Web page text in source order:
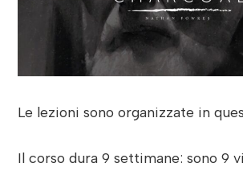
Le lezioni sono organizzate in
Il corso dura 9 settimane: sono 9